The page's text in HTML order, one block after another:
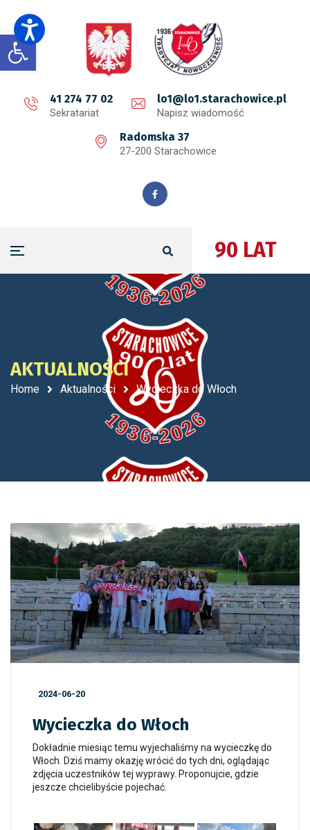
Open toolbar
41 274 77 02
Sekratariat
lo1@lo1.starachowice.pl
Napisz wiadomość
Radomska 37
27-200 Starachowice
90 LAT
AKTUALNOŚCI
Home Aktualności Wycieczka do Włoch
2024-06-20
Wycieczka do Włoch
Dokładnie miesiąc temu wyjechaliśmy na wycieczkę do
Włoch. Dziś mamy okazję wrócić do tych dni, oglądając
zdjęcia uczestników tej wyprawy. Proponujcie, gdzie
jeszcze chcielibyście pojechać.